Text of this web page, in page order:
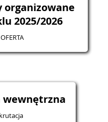
organizowane
2025/2026
wewnętrzna